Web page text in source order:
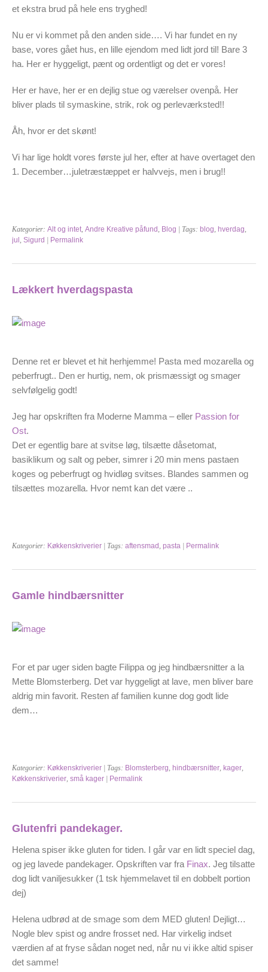
et ekstra brud på hele ens tryghed!
Nu er vi kommet på den anden side…. Vi har fundet en ny
base, vores gået hus, en lille ejendom med lidt jord til! Bare 3
ha. Her er hyggeligt, pænt og ordentligt og det er vores!
Her er have, her er en dejlig stue og værelser ovenpå. Her
bliver plads til symaskine, strik, rok og perleværksted!!
Åh, hvor er det skønt!
Vi har lige holdt vores første jul her, efter at have overtaget den
1. December…juletræstæppet er halvvejs, men i brug!!
Kategorier: Alt og intet, Andre Kreative påfund , Blog | Tags: blog, hverdag,
jul , Sigurd Permalink
Lækkert hverdagspasta
Denne ret er blevet et hit herhjemme! Pasta med mozarella og
peberfrugt.. Den er hurtig, nem, ok prismæssigt og smager
selvfølgelig godt!
Jeg har opskriften fra Moderne Mamma – eller Passion for
Ost.
Det er egentlig bare at svitse løg, tilsætte dåsetomat,
basiklikum og salt og peber, simrer i 20 min mens pastaen
koges og peberfrugt og hvidløg svitses. Blandes sammen og
tilsættes mozarella. Hvor nemt kan det være ..
Kategorier: Køkkenskriverier | Tags: aftensmad , pasta Permalink
Gamle hindbærsnitter
For et par uger siden bagte Filippa og jeg hindbærsnitter a la
Mette Blomsterberg. Det var hyggeligt at lave, men bliver bare
aldrig min favorit. Resten af familien kunne dog godt lide
dem…
Kategorier: Køkkenskriverier | Tags: Blomsterberg, hindbærsnitter, kager,
Køkkenskriverier, små kager Permalink
Glutenfri pandekager.
Helena spiser ikke gluten for tiden. I går var en lidt speciel dag,
og jeg lavede pandekager. Opskriften var fra Finax. Jeg tilsatte
dog lidt vaniljesukker (1 tsk hjemmelavet til en dobbelt portion
dej)
Helena udbrød at de smage som dem MED gluten! Dejligt…
Nogle blev spist og andre frosset ned. Har virkelig indset
værdien af at fryse sådan noget ned, når nu vi ikke altid spiser
det samme!